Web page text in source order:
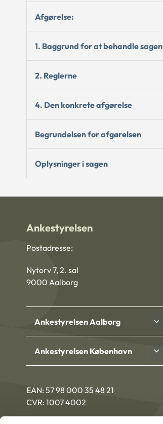
Afgørelse:
1. Baggrund for at behandle sagen
2. Reglerne
4. Den konkrete afgørelse
Begrundelsen for afgørelsen
Oplysninger i sagen
Ankestyrelsen
Postadresse:
Nytorv 7, 2. sal
9000 Aalborg
Ankestyrelsen Aalborg
Ankestyrelsen København
EAN: 57 98 000 35 48 21
CVR: 1007 4002